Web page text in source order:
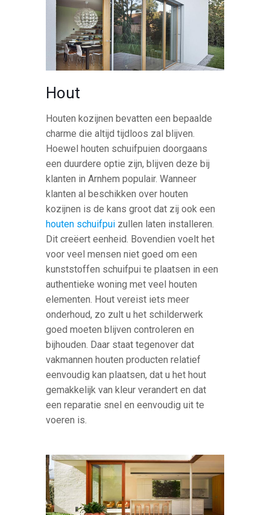
Hout
Houten kozijnen bevatten een bepaalde
charme die altijd tijdloos zal blijven.
Hoewel houten schuifpuien doorgaans
een duurdere optie zijn, blijven deze bij
klanten in Arnhem populair. Wanneer
klanten al beschikken over houten
kozijnen is de kans groot dat zij ook een
houten schuifpui zullen laten installeren.
Dit creëert eenheid. Bovendien voelt het
voor veel mensen niet goed om een
kunststoffen schuifpui te plaatsen in een
authentieke woning met veel houten
elementen. Hout vereist iets meer
onderhoud, zo zult u het schilderwerk
goed moeten blijven controleren en
bijhouden. Daar staat tegenover dat
vakmannen houten producten relatief
eenvoudig kan plaatsen, dat u het hout
gemakkelijk van kleur verandert en dat
een reparatie snel en eenvoudig uit te
voeren is.